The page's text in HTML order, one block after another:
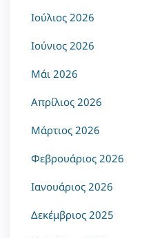
Ιούλιος 2026
Ιούνιος 2026
Μάι 2026
Απρίλιος 2026
Μάρτιος 2026
Φεβρουάριος 2026
Ιανουάριος 2026
Δεκέμβριος 2025